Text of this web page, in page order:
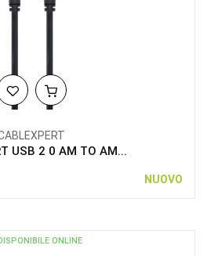
USB 2 0 AM TO AM...
NUOVO
ONLINE